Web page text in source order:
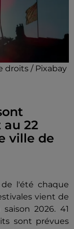
droits / Pixabay
22
ville de
l'été chaque
vient de
2026. 41
sont prévues